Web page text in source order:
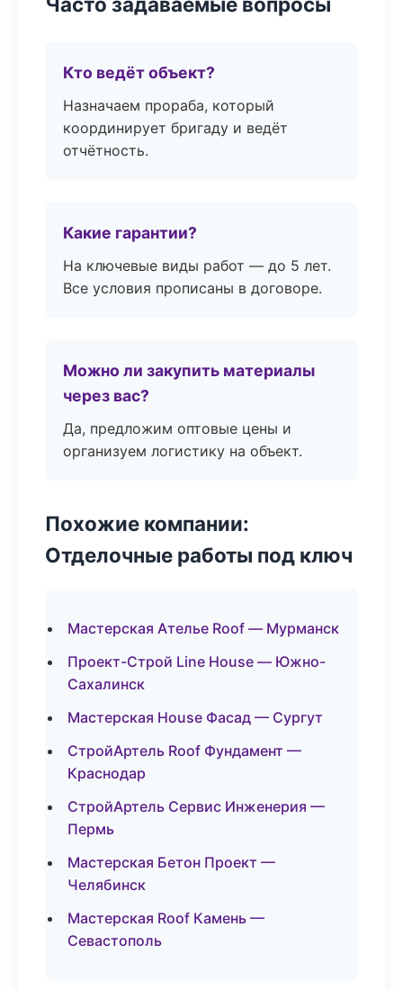
Кто ведёт объект?
Назначаем прораба, который
координирует бригаду и ведёт
отчётность.
Какие гарантии?
На ключевые виды работ — до 5 лет.
Все условия прописаны в договоре.
Можно ли закупить материалы
через вас?
Да, предложим оптовые цены и
организуем логистику на объект.
Похожие компании:
Отделочные работы под ключ
Мастерская Ателье Roof — Мурманск
Проект-Строй Line House — Южно-
Сахалинск
Мастерская House Фасад — Сургут
СтройАртель Roof Фундамент —
Краснодар
СтройАртель Сервис Инженерия —
Пермь
Мастерская Бетон Проект —
Челябинск
Мастерская Roof Камень —
Севастополь